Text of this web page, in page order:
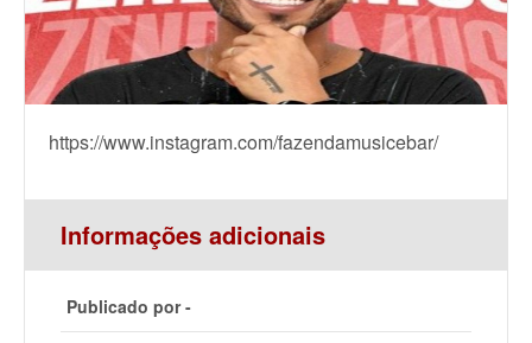
https://www.instagram.com/fazendamusicebar/
Informações adicionais
Publicado por -